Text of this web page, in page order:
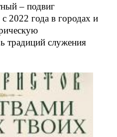
– подвиг
2022 года в городах и
традиций служения